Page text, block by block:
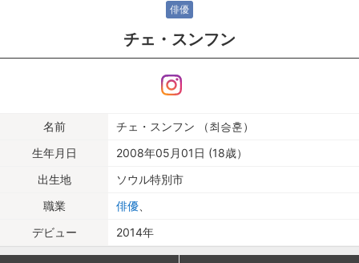
俳優
チェ・スンフン
名前
チェ・スンフン （최승훈）
生年月日
2008年05月01日 (18歳）
出生地
ソウル特別市
職業
俳優
デビュー
2014年